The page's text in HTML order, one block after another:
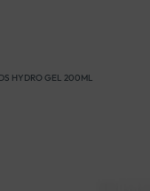
HYDRO GEL 200ML